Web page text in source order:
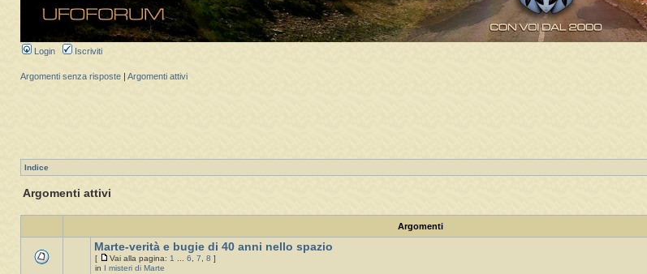
Login Iscriviti
Argomenti senza risposte Argomenti attivi
Indice
Argomenti attivi
Argomenti
Marte-verità e bugie di 40 anni nello spazio
[ Vai alla pagina: 1 ... 6, 7, 8 ]
in
I misteri di Marte